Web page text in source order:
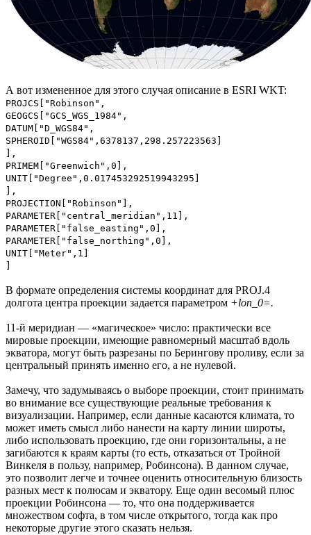
А вот измененное для этого случая описание в ESRI WKT:
PROJCS["Robinson",
GEOGCS["GCS_WGS_1984",
DATUM["D_WGS84",
SPHEROID["WGS84",6378137,298.257223563]
],
PRIMEM["Greenwich",0],
UNIT["Degree",0.017453292519943295]
],
PROJECTION["Robinson"],
PARAMETER["central_meridian",11],
PARAMETER["false_easting",0],
PARAMETER["false_northing",0],
UNIT["Meter",1]
В формате определения системы координат для PROJ.4
долгота центра проекции задается параметром +lon_0=.
11-й меридиан — «магическое» число: практически все
мировые проекции, имеющие равномерный масштаб вдоль
экватора, могут быть разрезаны по Берингову проливу, если за
центральный принять именно его, а не нулевой.
Замечу, что задумываясь о выборе проекции, стоит принимать
во внимание все существующие реальные требования к
визуализации. Например, если данные касаются климата, то
может иметь смысл либо нанести на карту линии широты,
либо использовать проекцию, где они горизонтальны, а не
загибаются к краям карты (то есть, отказаться от Тройной
Винкеля в пользу, например, Робинсона). В данном случае,
это позволит легче и точнее оценить относительную близость
разных мест к полюсам и экватору. Еще один весомый плюс
проекции Робинсона — то, что она поддерживается
множеством софта, в том числе открытого, тогда как про
некоторые другие этого сказать нельзя.